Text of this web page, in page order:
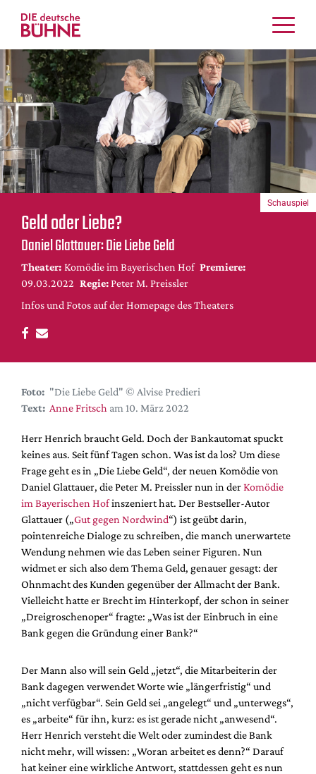
Kritiken
Schauspiel
Musiktheater
Tanz
Crossover
Bühnenwelt
Festivals & Veranstaltungen
Menschen & Theater
Themen
Internationales
Nachrufe
Medientipps
DdB-map
Festival-Planer
Alle Hefte
Leseproben
Podcast
Service
Shop / Abo
Newsletter
Redaktion
Autor:innen
Partner
Mediadaten
Suche
Geld oder Liebe?
Daniel Glattauer: Die Liebe Geld
Theater: Komödie im Bayerischen Hof Premiere:
09.03.2022 Regie: Peter M. Preissler
Infos und Fotos auf der Homepage des Theaters
Schauspiel
Foto: "Die Liebe Geld" © Alvise Predieri
Text: Anne Fritsch am 10. März 2022
Herr Henrich braucht Geld. Doch der Bankautomat spuckt
keines aus. Seit fünf Tagen schon. Was ist da los? Um diese
Frage geht es in „Die Liebe Geld“, der neuen Komödie von
Daniel Glattauer, die Peter M. Preissler nun in derKomödie
im Bayerischen Hofinszeniert hat. Der Bestseller-Autor
Glattauer („Gut gegen Nordwind“) ist geübt darin,
pointenreiche Dialoge zu schreiben, die manch unerwartete
Wendung nehmen wie das Leben seiner Figuren. Nun
widmet er sich also dem Thema Geld, genauer gesagt: der
Ohnmacht des Kunden gegenüber der Allmacht der Bank.
Vielleicht hatte er Brecht im Hinterkopf, der schon in seiner
„Dreigroschenoper“ fragte: „Was ist der Einbruch in eine
Bank gegen die Gründung einer Bank?“
Der Mann also will sein Geld „jetzt“, die Mitarbeiterin der
Bank dagegen verwendet Worte wie „längerfristig“ und
„nicht verfügbar“. Sein Geld sei „angelegt“ und „unterwegs“,
es „arbeite“ für ihn, kurz: es ist gerade nicht „anwesend“.
Herr Henrich versteht die Welt oder zumindest die Bank
nicht mehr, will wissen: „Woran arbeitet es denn?“ Darauf
hat keiner eine wirkliche Antwort, stattdessen geht es nun